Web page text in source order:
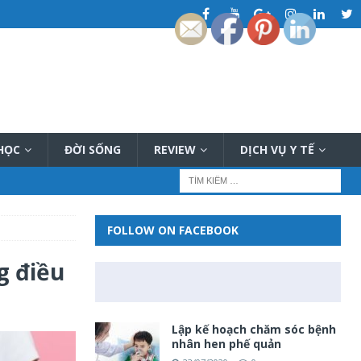
ĐỜI SỐNG REVIEW DỊCH VỤ Y TẾ
điều
FOLLOW ON FACEBOOK
Lập kế hoạch chăm sóc bệnh
nhân hen phế quản